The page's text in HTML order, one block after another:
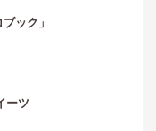
ック」
ーツ